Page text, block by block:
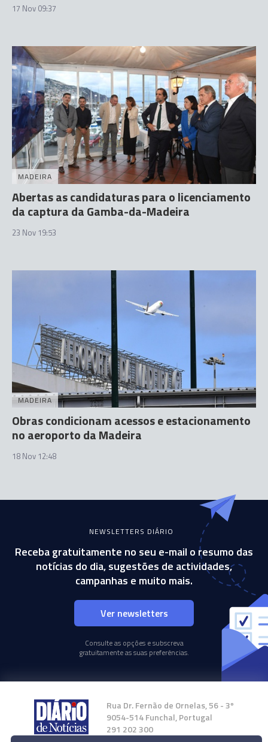
17 Nov 09:37
MADEIRA
Abertas as candidaturas para o licenciamento
da captura da Gamba-da-Madeira
23 Nov 19:53
MADEIRA
Obras condicionam acessos e estacionamento
no aeroporto da Madeira
18 Nov 12:48
NEWSLETTERS DIÁRIO
Receba gratuitamente no seu e-mail o resumo das
notícias do dia, sugestões de actividades,
campanhas e muito mais.
Ver newsletters
Consulte as opções e subscreva
gratuitamente as suas preferências.
Rua Dr. Fernão de Ornelas, 56 - 3º
9054-514 Funchal, Portugal
291 202 300